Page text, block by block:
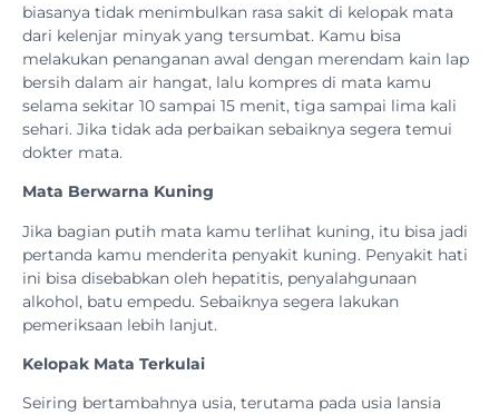
biasanya tidak menimbulkan rasa sakit di kelopak mata
dari kelenjar minyak yang tersumbat. Kamu bisa
melakukan penanganan awal dengan merendam kain lap
bersih dalam air hangat, lalu kompres di mata kamu
selama sekitar 10 sampai 15 menit, tiga sampai lima kali
sehari. Jika tidak ada perbaikan sebaiknya segera temui
dokter mata.
Mata Berwarna Kuning
Jika bagian putih mata kamu terlihat kuning, itu bisa jadi
pertanda kamu menderita penyakit kuning. Penyakit hati
ini bisa disebabkan oleh hepatitis, penyalahgunaan
alkohol, batu empedu. Sebaiknya segera lakukan
pemeriksaan lebih lanjut.
Kelopak Mata Terkulai
Seiring bertambahnya usia, terutama pada usia lansia